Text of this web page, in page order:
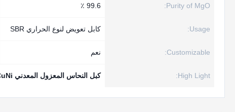
Purity of MgO: 99.6 ٪
Usage: كابل تعويض لنوع الحراري SBR
Customizable: نعم
High Light: كبل النحاس المعزول المعدني Cu-CuNi